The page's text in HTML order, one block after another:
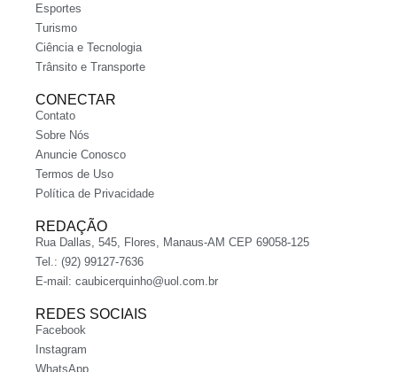
Esportes
Turismo
Ciência e Tecnologia
Trânsito e Transporte
CONECTAR
Contato
Sobre Nós
Anuncie Conosco
Termos de Uso
Política de Privacidade
REDAÇÃO
Rua Dallas, 545, Flores, Manaus-AM CEP 69058-125
Tel.: (92) 99127-7636
E-mail: caubicerquinho@uol.com.br
REDES SOCIAIS
Facebook
Instagram
WhatsApp